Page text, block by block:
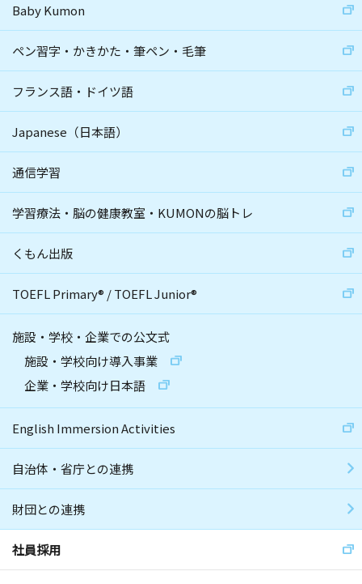
Baby Kumon
ペン習字・かきかた・筆ペン・毛筆
フランス語・ドイツ語
Japanese（日本語）
通信学習
学習療法・脳の健康教室・KUMONの脳トレ
くもん出版
TOEFL Primary® /TOEFL Junior®
施設・学校・企業での公文式
施設・学校向け導入事業
企業・学校向け日本語
English Immersion Activities
自治体・省庁との連携
財団との連携
社員採用